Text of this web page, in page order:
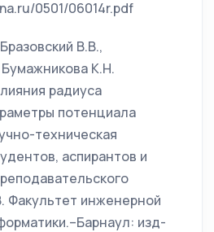
0501/06014r.pdf
В.В.,
К.Н.
радиуса
потенциала
техническая
аспирантов и
Факультет инженерной
изд-